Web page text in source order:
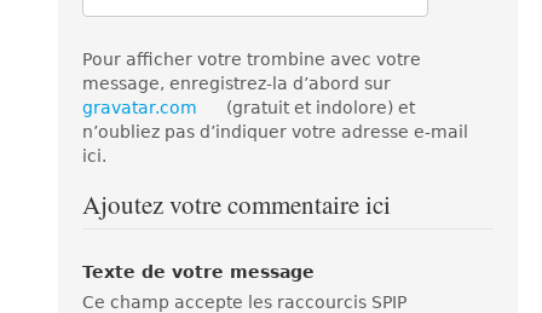
Pour afficher votre trombine avec votre
message, enregistrez-la d’abord sur
gravatar.com
(gratuit et indolore) et
n’oubliez pas d’indiquer votre adresse e-mail
ici.
Ajoutez votre commentaire ici
Texte de votre message
Ce champ accepte les raccourcis SPIP